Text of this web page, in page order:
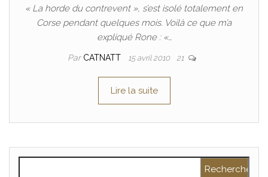
« La horde du contrevent », s’est isolé totalement en
Corse pendant quelques mois. Voilà ce que m’a
expliqué Rone : «…
Par CATNATT 15 avril 2010 21
Lire la suite